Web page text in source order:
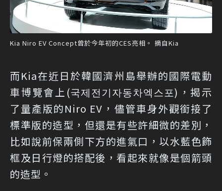
Kia Niro EV Concept曾於今年初的CES亮相。 摘自Kia
而Kia在近日於韓國濟州島舉辦的國際電動
車博覽會上(국제전기자동차엑스포)，揭示
了量產版的Niro EV，儘管車身外觀銜接了
標準版的造型，但還是有些許細微的差別，
比如說前保兩側下方的進氣口，以水藍色飾
框及日行燈的搭配後，看起來就像是個箭頭
的造型。